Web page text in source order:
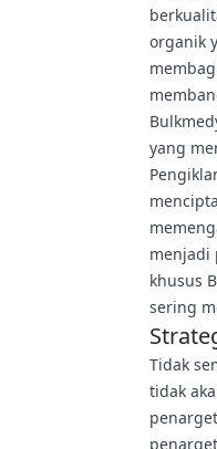
organik
yang
menjadi
khusus
sering
Tidak
tidak